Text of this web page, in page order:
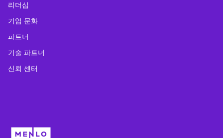
리더십
기업 문화
파트너
기술 파트너
신뢰 센터